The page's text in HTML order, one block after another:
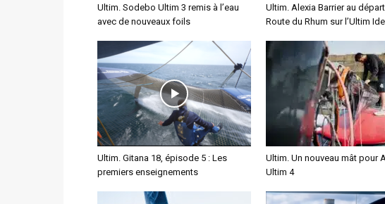
Ultim. Sodebo Ultim 3 remis à l’eau
avec de nouveaux foils
Ultim. Alexia Barrier au
Route du Rhum sur l’Ultim
Ultim. Gitana 18, épisode 5 : Les
premiers enseignements
Ultim. Un nouveau mât pour
Ultim 4